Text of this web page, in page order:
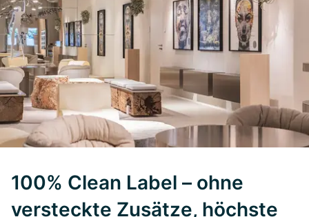
100% Clean Label – ohne
versteckte Zusätze, höchste